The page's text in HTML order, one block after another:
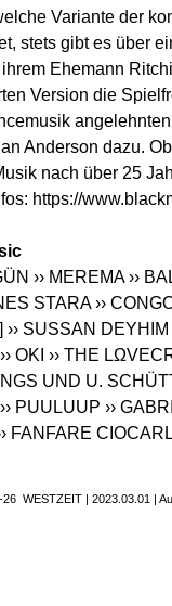
Variante der
stets gibt es über
Ehemann
Version die
Anderson dazu.
nach über 25
https://
›› MEREMA ››
STARA ››
›› SUSSAN
›› OKI ›› THE
UND U.
›› PUULUUP ››
FANFARE
WESTZEIT | 2023.03.01 |